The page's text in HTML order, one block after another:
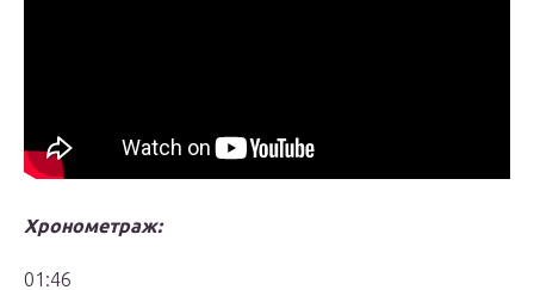
Хронометраж:
01:46